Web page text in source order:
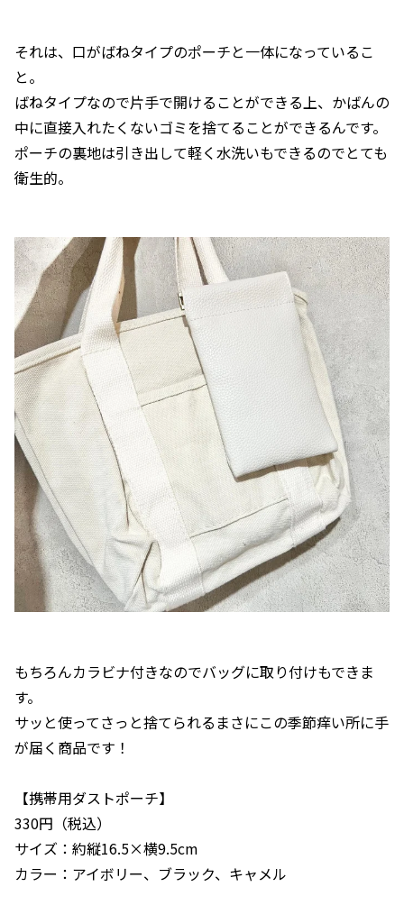
それは、口がばねタイプのポーチと一体になっているこ
と。
ばねタイプなので片手で開けることができる上、かばんの
中に直接入れたくないゴミを捨てることができるんです。
ポーチの裏地は引き出して軽く水洗いもできるのでとても
衛生的。
もちろんカラビナ付きなのでバッグに取り付けもできま
す。
サッと使ってさっと捨てられるまさにこの季節痒い所に手
が届く商品です！
【携帯用ダストポーチ】
330円（税込）
サイズ：約縦16.5×横9.5cm
カラー：アイボリー、ブラック、キャメル